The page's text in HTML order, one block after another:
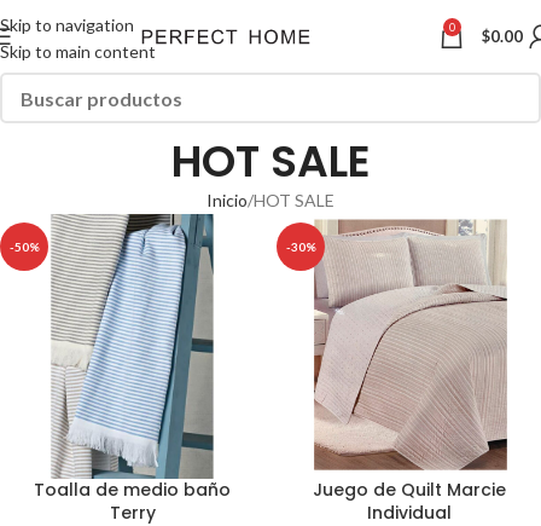
Skip to navigation
Skip to main content
0 $0.00
HOT SALE
Inicio HOT SALE
-50%
Toalla de medio baño
Terry
-30%
Juego de Quilt Marcie
Individual